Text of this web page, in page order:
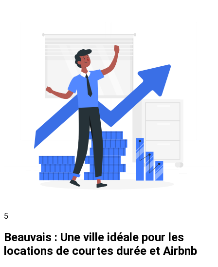
5
Beauvais : Une ville idéale pour les
locations de courtes durée et Airbnb